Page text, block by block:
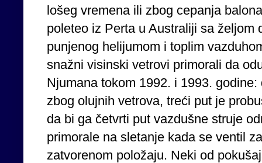
lošeg vremena ili zbog cepanja
poleteo iz Perta u Australiji sa željom
punjenog helijumom i toplim
snažni visinski vetrovi primorali da
Njumana tokom 1992. i 1993.
zbog olujnih vetrova, treći put je
da bi ga četvrti put vazdušne struje
primorale na sletanje kada se ventil
zatvorenom položaju. Neki od